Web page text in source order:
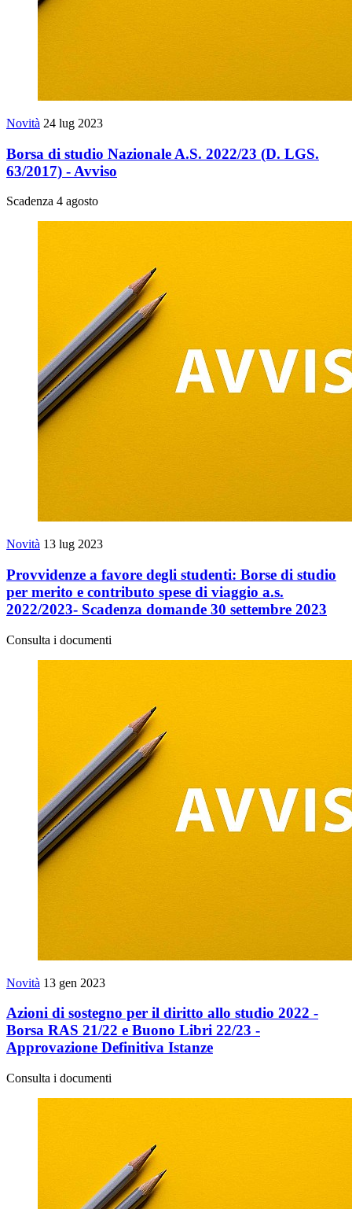
Novità 24 lug 2023
Borsa di studio Nazionale A.S. 2022/23 (D. LGS.
63/2017) - Avviso
Scadenza 4 agosto
Novità 13 lug 2023
Provvidenze a favore degli studenti: Borse di studio
per merito e contributo spese di viaggio a.s.
2022/2023- Scadenza domande 30 settembre 2023
Consulta i documenti
Novità 13 gen 2023
Azioni di sostegno per il diritto allo studio 2022 -
Borsa RAS 21/22 e Buono Libri 22/23 -
Approvazione Definitiva Istanze
Consulta i documenti